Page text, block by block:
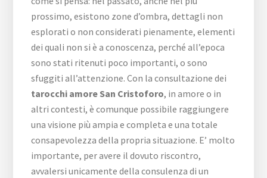
prossimo, esistono zone d’ombra, dettagli non
esplorati o non considerati pienamente, elementi
dei quali non si è a conoscenza, perché all’epoca
sono stati ritenuti poco importanti, o sono
sfuggiti all’attenzione. Con la consultazione dei
tarocchi amore San Cristoforo, in amore o in
altri contesti, è comunque possibile raggiungere
una visione più ampia e completa e una totale
consapevolezza della propria situazione. E’ molto
importante, per avere il dovuto riscontro,
avvalersi unicamente della consulenza di un